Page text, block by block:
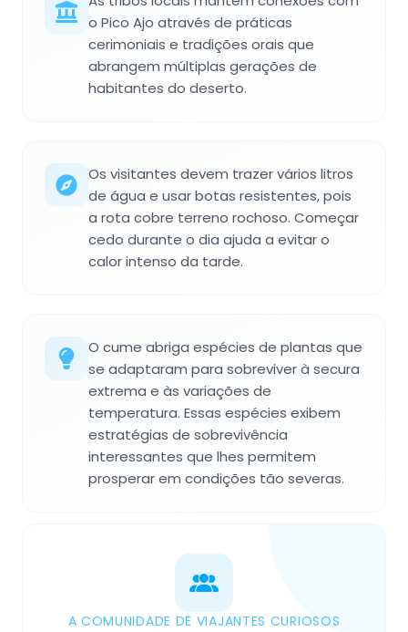
o Pico Ajo através de práticas
cerimoniais e tradições orais que
abrangem múltiplas gerações de
habitantes do deserto.
Os visitantes devem trazer vários litros
de água e usar botas resistentes, pois
a rota cobre terreno rochoso. Começar
cedo durante o dia ajuda a evitar o
calor intenso da tarde.
O cume abriga espécies de plantas que
se adaptaram para sobreviver à secura
extrema e às variações de
temperatura. Essas espécies exibem
estratégias de sobrevivência
interessantes que lhes permitem
prosperar em condições tão severas.
A COMUNIDADE DE VIAJANTES CURIOSOS